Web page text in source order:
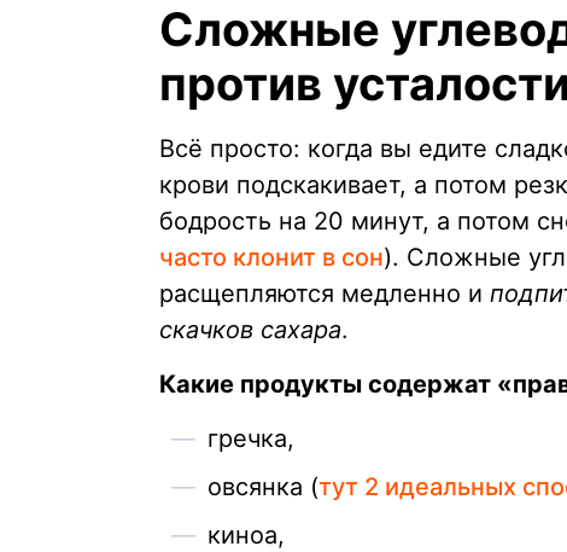
Сложные
против усталости
Всё просто: когда вы едите
крови подскакивает, а потом
бодрость на 20 минут, а потом
часто клонит в сон). Сложные
расщепляются медленно и
скачков сахара.
Какие продукты содержат
гречка,
овсянка (тут 2 идеальных
киноа,